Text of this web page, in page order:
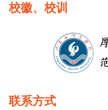
校徽、校训
联系方式